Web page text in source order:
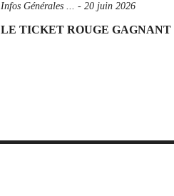
Infos Générales ... - 20 juin 2026
LE TICKET ROUGE GAGNANT